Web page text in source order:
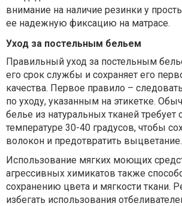
внимание на наличие резинки у
ее надежную фиксацию на матрасе.
Уход за постельным бельем
Правильный уход за постельным
его срок службы и сохраняет его
качества. Первое правило –
по уходу, указанным на этикетке.
белье из натуральных тканей требует
температуре 30-40 градусов, чтобы
волокон и предотвратить выцветание.
Использование мягких моющих
агрессивных химикатов также
сохранению цвета и мягкости ткани.
избегать использования